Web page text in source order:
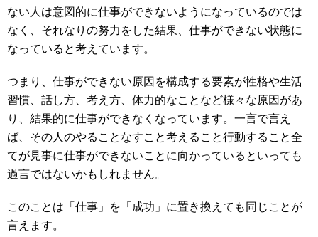
ない人は意図的に仕事ができないようになっているのでは
なく、それなりの努力をした結果、仕事ができない状態に
なっていると考えています。
つまり、仕事ができない原因を構成する要素が性格や生活
習慣、話し方、考え方、体力的なことなど様々な原因があ
り、結果的に仕事ができなくなっています。一言で言え
ば、その人のやることなすこと考えること行動すること全
てが見事に仕事ができないことに向かっているといっても
過言ではないかもしれません。
このことは「仕事」を「成功」に置き換えても同じことが
言えます。